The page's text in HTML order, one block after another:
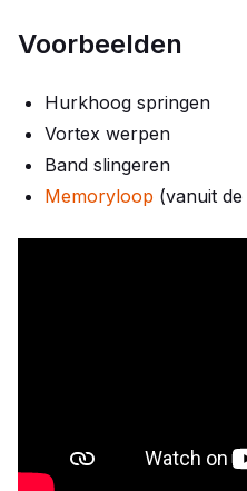
Voorbeelden
Hurkhoog springen
Vortex werpen
Band slingeren
Memoryloop (vanuit